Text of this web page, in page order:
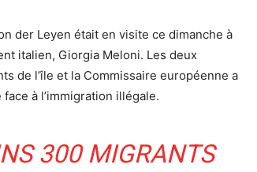
der Leyen était en visite ce dimanche à
italien, Giorgia Meloni. Les deux
de l’île et la Commissaire européenne a
à l’immigration illégale.
300 MIGRANTS